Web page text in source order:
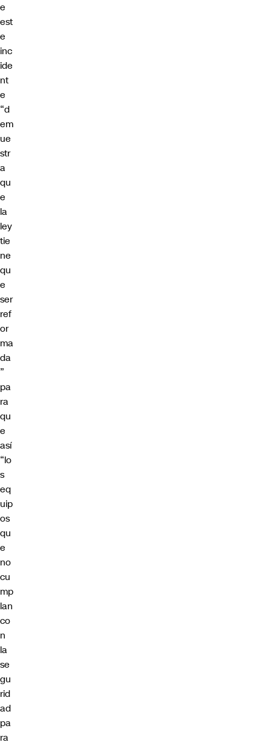
e
est
e
inc
ide
nt
e
“d
em
ue
str
a
qu
e
la
ley
tie
ne
qu
e
ser
ref
or
ma
da
”
pa
ra
qu
e
así
“lo
s
eq
uip
os
qu
e
no
cu
mp
lan
co
n
la
se
gu
rid
ad
pa
ra